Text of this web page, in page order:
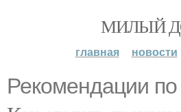
МИЛЫЙ
главная новости
Рекомендации